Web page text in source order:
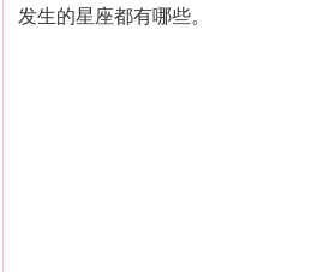
发生的星座都有哪些。